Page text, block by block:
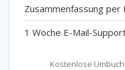
Zusammenfassung per
1 Woche E-Mail-
Kostenlose